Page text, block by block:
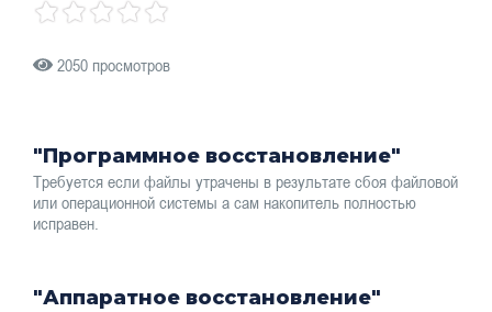
2050 просмотров
"Программное восстановление"
Требуется если файлы утрачены в результате сбоя файловой
или операционной системы а сам накопитель полностью
исправен.
"Аппаратное восстановление"